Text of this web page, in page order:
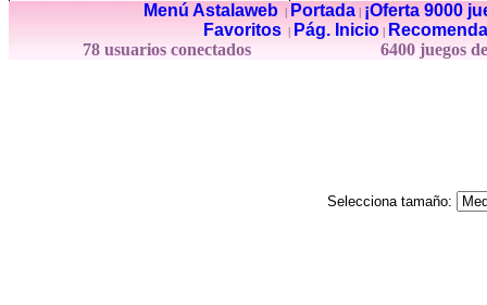
Menú Astalaweb| Portada|
¡Oferta 9000
Favoritos
Pág. Inicio
78 usuarios conectados
6400 juegos
Selecciona tamaño: